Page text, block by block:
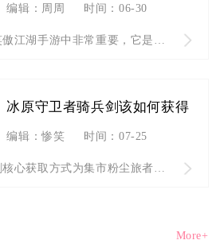
编辑：周周 时间：06-30
冰原守卫者骑兵剑该如何获得
编辑：惨笑 时间：07-25
冰原守卫者骑兵剑核心获取方式为集市粉尘旅者兑换图纸后自行锻造...
More+